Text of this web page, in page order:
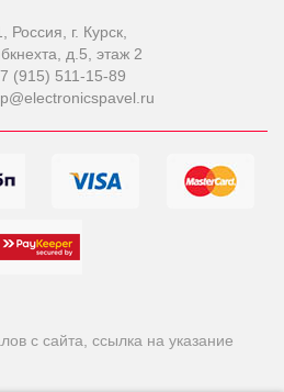
Россия, г. Курск,
д.5, этаж 2
(915) 511-15-89
с сайта, ссылка на указание